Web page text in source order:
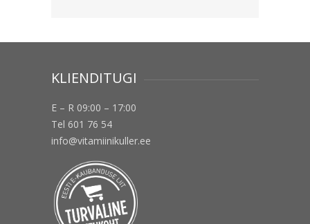
KLIENDITUGI
E – R 09:00 – 17:00
Tel 601 76 54
info@vitamiinikuller.ee